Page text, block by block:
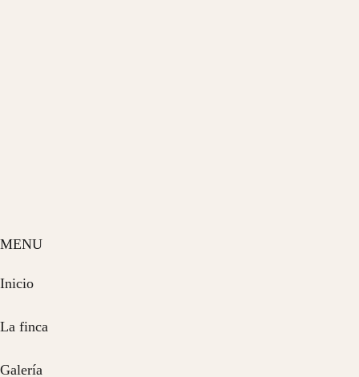
MENU
Inicio
La finca
Galería